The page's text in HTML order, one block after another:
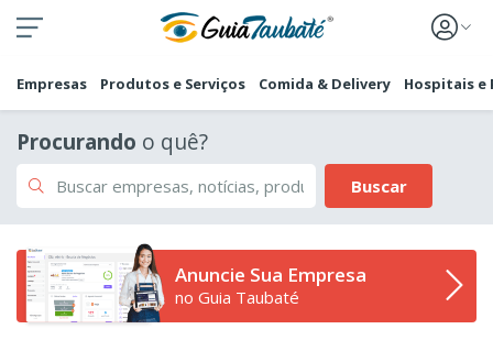
Empresas Produtos e Serviços Comida & Delivery Hospitais e
Procurando o quê?
Buscar
Anuncie Sua Empresa
no Guia Taubaté